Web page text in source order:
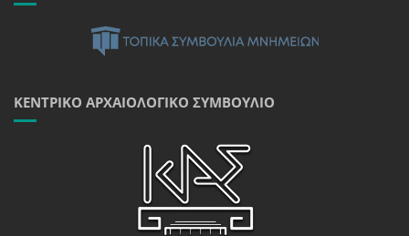
ΚΕΝΤΡΙΚΌ ΑΡΧΑΙΟΛΟΓΙΚΌ ΣΥΜΒΟΎΛΙΟ